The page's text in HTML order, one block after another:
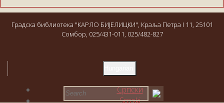
Градска библиотека "КАРЛО БИЈЕЛИЦКИ", Краља Петра I 11, 25101
Сомбор, 025/431-011, 025/482-827
Српски
Srpski